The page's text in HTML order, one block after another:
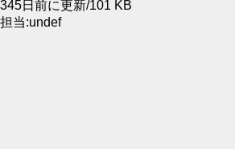
345日前に更新/101 KB
担当:undef